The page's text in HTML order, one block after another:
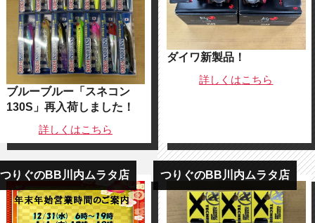
ブルーブルー「スネコン
130S」再入荷しました！
詳しくはこちら
ダイワ新製品！
詳しくはこちら
つりぐのBB川内ムラタ店 つりぐのBB川内ムラタ店